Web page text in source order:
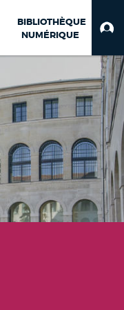
BIBLIOTHÈQUE
NUMÉRIQUE